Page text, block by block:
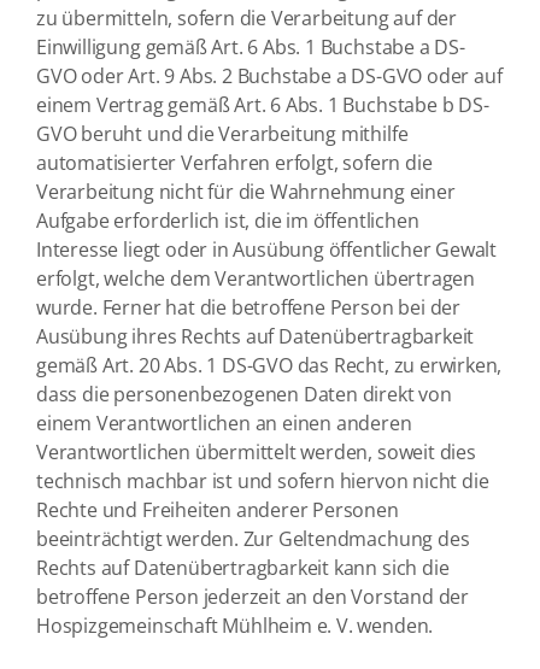
zu übermitteln, sofern die Verarbeitung auf der
Einwilligung gemäß Art. 6 Abs. 1 Buchstabe a DS-
GVO oder Art. 9 Abs. 2 Buchstabe a DS-GVO oder auf
einem Vertrag gemäß Art. 6 Abs. 1 Buchstabe b DS-
GVO beruht und die Verarbeitung mithilfe
automatisierter Verfahren erfolgt, sofern die
Verarbeitung nicht für die Wahrnehmung einer
Aufgabe erforderlich ist, die im öffentlichen
Interesse liegt oder in Ausübung öffentlicher Gewalt
erfolgt, welche dem Verantwortlichen übertragen
wurde. Ferner hat die betroffene Person bei der
Ausübung ihres Rechts auf Datenübertragbarkeit
gemäß Art. 20 Abs. 1 DS-GVO das Recht, zu erwirken,
dass die personenbezogenen Daten direkt von
einem Verantwortlichen an einen anderen
Verantwortlichen übermittelt werden, soweit dies
technisch machbar ist und sofern hiervon nicht die
Rechte und Freiheiten anderer Personen
beeinträchtigt werden. Zur Geltendmachung des
Rechts auf Datenübertragbarkeit kann sich die
betroffene Person jederzeit an den Vorstand der
Hospizgemeinschaft Mühlheim e. V. wenden.